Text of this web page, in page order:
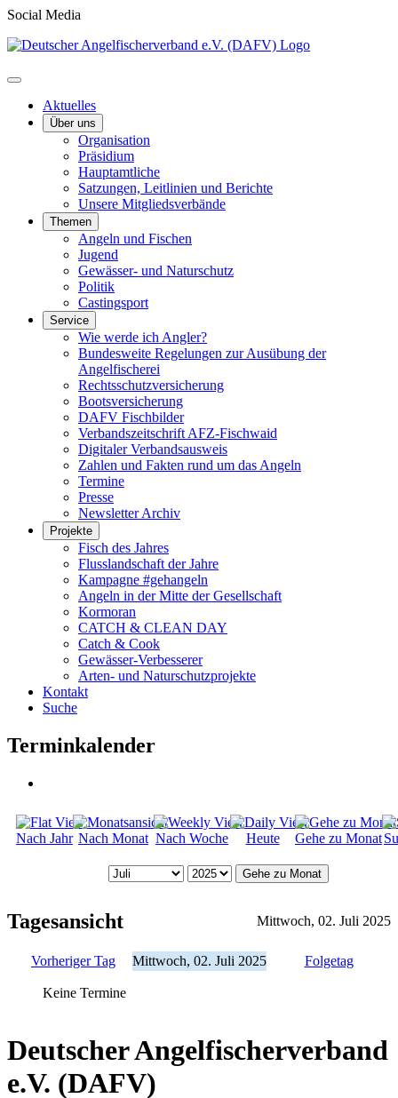
Social Media
Aktuelles
Über uns
Organisation
Präsidium
Hauptamtliche
Satzungen, Leitlinien und Berichte
Unsere Mitgliedsverbände
Themen
Angeln und Fischen
Jugend
Gewässer- und Naturschutz
Politik
Castingsport
Service
Wie werde ich Angler?
Bundesweite Regelungen zur Ausübung der
Angelfischerei
Rechtsschutzversicherung
Bootsversicherung
DAFV Fischbilder
Verbandszeitschrift AFZ-Fischwaid
Digitaler Verbandsausweis
Zahlen und Fakten rund um das Angeln
Termine
Presse
Newsletter Archiv
Projekte
Fisch des Jahres
Flusslandschaft der Jahre
Kampagne #gehangeln
Angeln in der Mitte der Gesellschaft
Kormoran
CATCH & CLEAN DAY
Catch & Cook
Gewässer-Verbesserer
Arten- und Naturschutzprojekte
Kontakt
Suche
Terminkalender
Nach Jahr Nach Monat Nach Woche Heute Gehe zu Monat
Gehe zu Monat
Tagesansicht Mittwoch, 02. Juli 2025
Vorheriger Tag Mittwoch, 02. Juli 2025 Folgetag
Keine Termine
Deutscher Angelfischerverband
e.V. (DAFV)